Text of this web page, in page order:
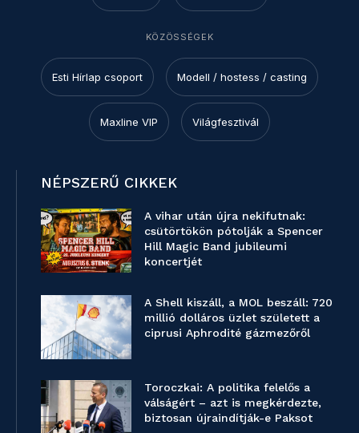
KÖZÖSSÉGEK
Esti Hírlap csoport Modell / hostess / casting
Maxline VIP Világfesztivál
NÉPSZERŰ CIKKEK
A vihar után újra nekifutnak:
csütörtökön pótolják a Spencer
Hill Magic Band jubileumi
koncertjét
A Shell kiszáll, a MOL beszáll: 720
millió dolláros üzlet született a
ciprusi Aphrodité gázmezőről
Toroczkai: A politika felelős a
válságért – azt is megkérdezte,
biztosan újraindítják-e Paksot